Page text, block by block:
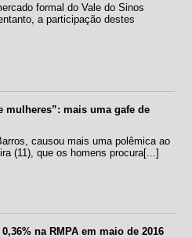
formal do Vale do Sinos
a participação destes
mulheres”: mais uma gafe de
causou mais uma polêmica ao
(11), que os homens procura[...]
na RMPA em maio de 2016